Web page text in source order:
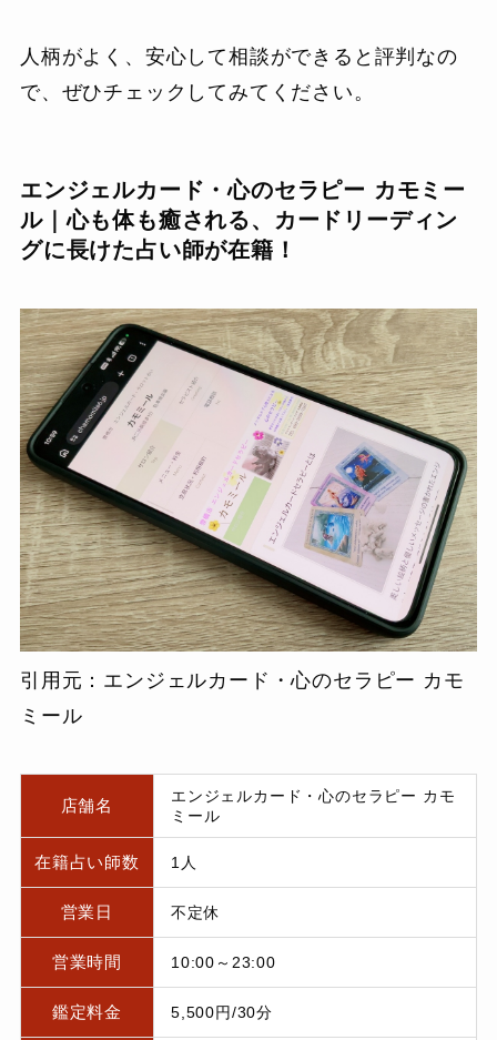
人柄がよく、安心して相談ができると評判なの
で、ぜひチェックしてみてください。
エンジェルカード・心のセラピー カモミー
ル｜心も体も癒される、カードリーディン
グに長けた占い師が在籍！
引用元：エンジェルカード・心のセラピー カモ
ミール
店舗名
エンジェルカード・心のセラピー カモ
ミール
在籍占い師数 1人
営業日 不定休
営業時間 10:00～23:00
鑑定料金 5,500円/30分